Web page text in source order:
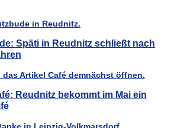
Späti in Reudnitz schließt nach
Reudnitz bekommt im Mai ein